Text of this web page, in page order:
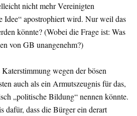
nicht mehr Vereinigten
Idee“ apostrophiert wird. Nur weil das
könnte? (Wobei die Frage ist: Was
von GB unangenehm?)
wegen der bösen
auch als ein Armutszeugnis für das,
„politische Bildung“ nennen könnte.
dafür, dass die Bürger ein derart